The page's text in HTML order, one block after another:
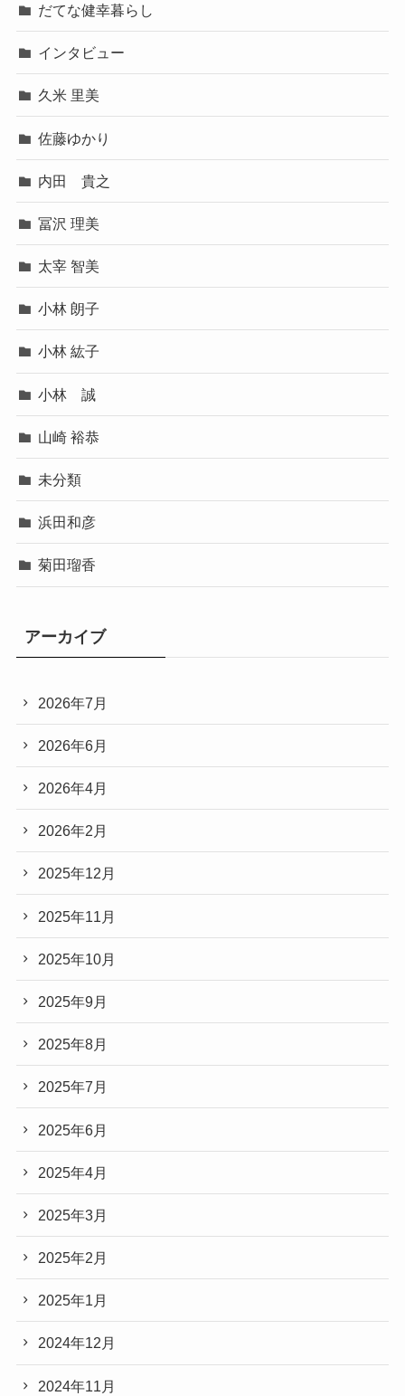
だてな健幸暮らし
インタビュー
久米 里美
佐藤ゆかり
内田 貴之
冨沢 理美
太宰 智美
小林 朗子
小林 紘子
小林 誠
山崎 裕恭
未分類
浜田和彦
菊田瑠香
アーカイブ
2026年7月
2026年6月
2026年4月
2026年2月
2025年12月
2025年11月
2025年10月
2025年9月
2025年8月
2025年7月
2025年6月
2025年4月
2025年3月
2025年2月
2025年1月
2024年12月
2024年11月